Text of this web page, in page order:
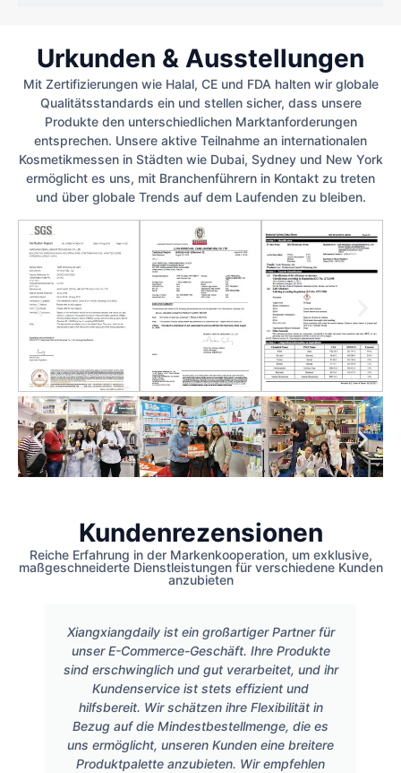
Urkunden & Ausstellungen
Mit Zertifizierungen wie Halal, CE und FDA halten wir globale
Qualitätsstandards ein und stellen sicher, dass unsere
Produkte den unterschiedlichen Marktanforderungen
entsprechen. Unsere aktive Teilnahme an internationalen
Kosmetikmessen in Städten wie Dubai, Sydney und New York
ermöglicht es uns, mit Branchenführern in Kontakt zu treten
und über globale Trends auf dem Laufenden zu bleiben.
Kundenrezensionen
Reiche Erfahrung in der Markenkooperation, um exklusive,
maßgeschneiderte Dienstleistungen für verschiedene Kunden
anzubieten
Xiangxiangdaily ist ein großartiger Partner für
unser E-Commerce-Geschäft. Ihre Produkte
sind erschwinglich und gut verarbeitet, und ihr
Kundenservice ist stets effizient und
hilfsbereit. Wir schätzen ihre Flexibilität in
Bezug auf die Mindestbestellmenge, die es
uns ermöglicht, unseren Kunden eine breitere
Produktpalette anzubieten. Wir empfehlen